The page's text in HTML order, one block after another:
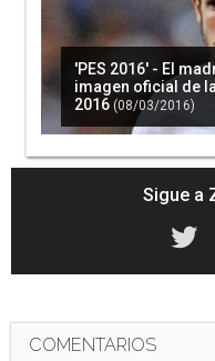
'PES 2016' - El
imagen oficial de
2016 (08/03/2016)
Sigue a
COMENTARIOS